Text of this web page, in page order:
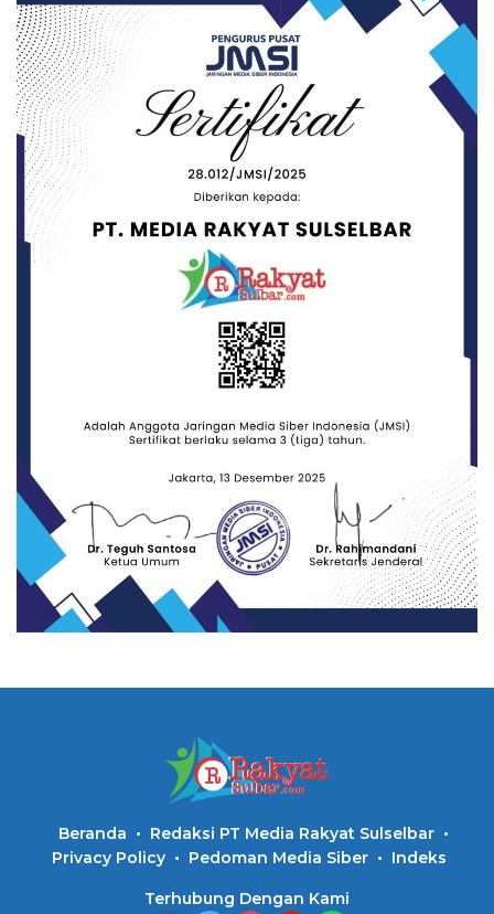
Beranda
Redaksi PT Media Rakyat Sulselbar
Privacy Policy
Pedoman Media Siber Indeks
Terhubung Dengan Kami